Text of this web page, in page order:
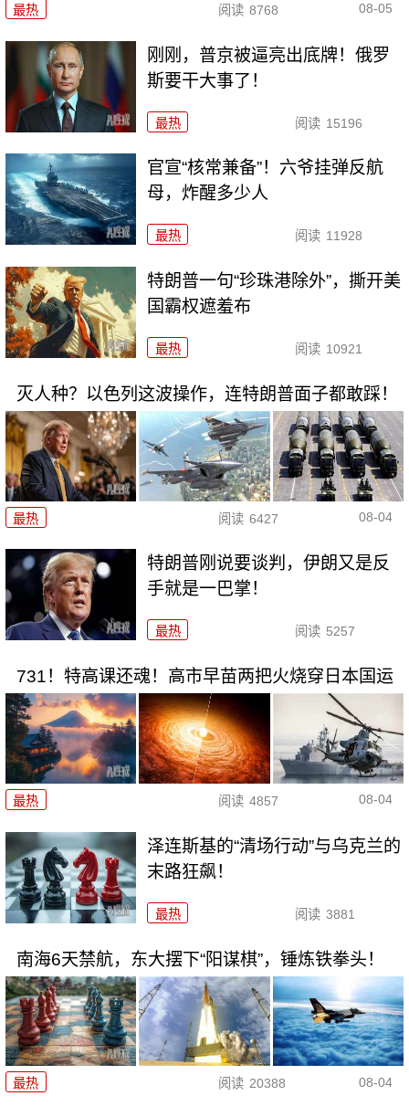
最热 阅读 8768 08-05
刚刚，普京被逼亮出底牌！俄罗
斯要干大事了！
最热 阅读 15196
官宣“核常兼备”！六爷挂弹反航
母，炸醒多少人
最热 阅读 11928
特朗普一句“珍珠港除外”，撕开美
国霸权遮羞布
最热 阅读 10921
灭人种？以色列这波操作，连特朗普面子都敢踩！
最热 阅读 6427 08-04
特朗普刚说要谈判，伊朗又是反
手就是一巴掌！
最热 阅读 5257
731！特高课还魂！高市早苗两把火烧穿日本国运
最热 阅读 4857 08-04
泽连斯基的“清场行动”与乌克兰的
末路狂飙！
最热 阅读 3881
南海6天禁航，东大摆下“阳谋棋”，锤炼铁拳头！
最热 阅读 20388 08-04